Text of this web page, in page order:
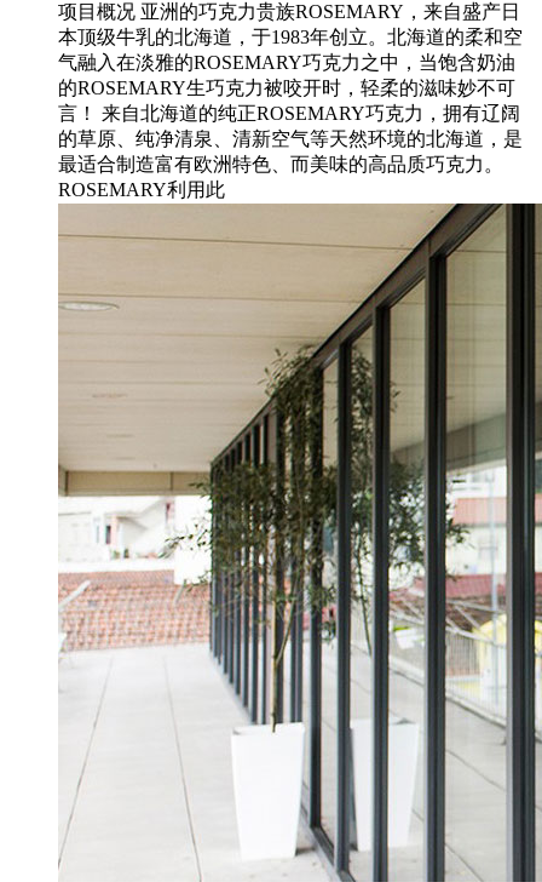
项目概况 亚洲的巧克力贵族ROSEMARY，来自盛产日
本顶级牛乳的北海道，于1983年创立。北海道的柔和空
气融入在淡雅的ROSEMARY巧克力之中，当饱含奶油
的ROSEMARY生巧克力被咬开时，轻柔的滋味妙不可
言！ 来自北海道的纯正ROSEMARY巧克力，拥有辽阔
的草原、纯净清泉、清新空气等天然环境的北海道，是
最适合制造富有欧洲特色、而美味的高品质巧克力。
ROSEMARY利用此